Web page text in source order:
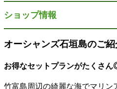
ショップ情報
オーシャンズ石垣島のご紹
お得なセットプランがたくさ
竹富島周辺の綺麗な海でマリン